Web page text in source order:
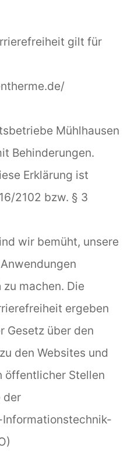
gilt für
Mühlhausen
Behinderungen.
Erklärung ist
2102 bzw. § 3
wir bemüht, unsere
machen. Die
ergeben
Gesetz über den
den Websites und
öffentlicher Stellen
der